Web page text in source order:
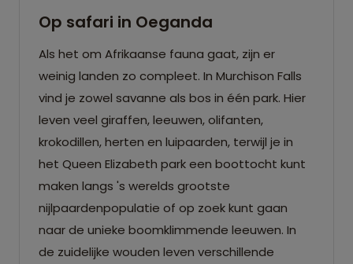
Op safari in Oeganda
Als het om Afrikaanse fauna gaat, zijn er
weinig landen zo compleet. In Murchison Falls
vind je zowel savanne als bos in één park. Hier
leven veel giraffen, leeuwen, olifanten,
krokodillen, herten en luipaarden, terwijl je in
het Queen Elizabeth park een boottocht kunt
maken langs 's werelds grootste
nijlpaardenpopulatie of op zoek kunt gaan
naar de unieke boomklimmende leeuwen. In
de zuidelijke wouden leven verschillende